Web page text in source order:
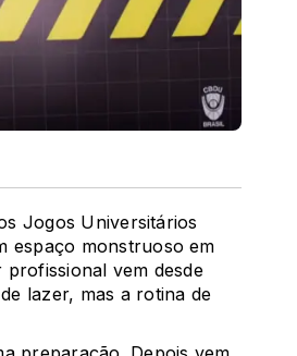
Jogos Universitários
espaço monstruoso em
vem desde
lazer, mas a rotina de